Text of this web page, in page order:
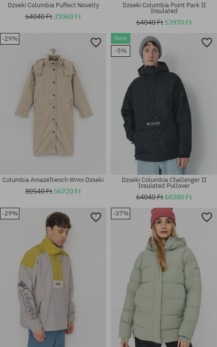
Elérhető méretek:
Elérhető méretek:
M
Elérhető méretek:
Dzseki Columbia Puffect Novelty
64040 Ft31060 Ft
Elérhető méretek:
Dzseki Columbia Point Park II
Insulated
64040 Ft 53970 Ft
-29%
Columbia AmazeTrench Wmn Dzseki
80540 Ft 56720 Ft
New
-5%
Dzseki Columbia Challenger II
Insulated Pullover
64040 Ft60380 Ft
-29% -37%